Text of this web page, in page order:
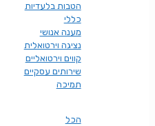
הטבות בלעדיות
כללי
מענה אנושי
נציגה וירטואלית
קווים וירטואליים
שירותים עסקיים
תמיכה
הכל